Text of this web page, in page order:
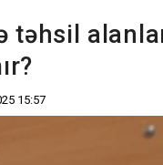
təhsil
15:57